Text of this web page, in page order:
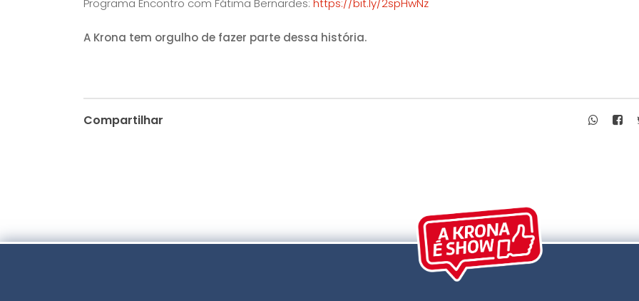
Programa Encontro com Fátima Bernardes: https://bit.ly/2spHwNz
A Krona tem orgulho de fazer parte dessa história.
Compartilhar